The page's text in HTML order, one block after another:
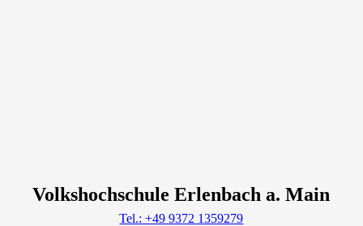
Volkshochschule Erlenbach a. Main
Tel.: +49 9372 1359279